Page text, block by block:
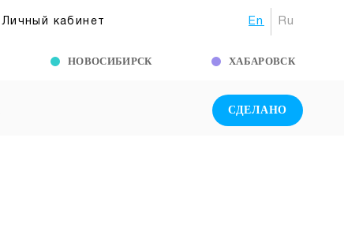
Личный кабинет En Ru
НОВОСИБИРСК ХАБАРОВСК
СДЕЛАНО